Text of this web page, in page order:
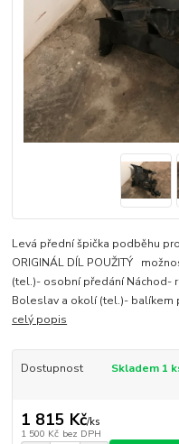
Levá přední špička podběhu
ORIGINÁL DÍL POUŽITÝ
(tel.)- osobní předání Náchod-
Boleslav a okolí (tel.)- balíkem
celý popis
Dostupnost Skladem 1
1 815 Kč/ks
1 500 Kč bez DPH